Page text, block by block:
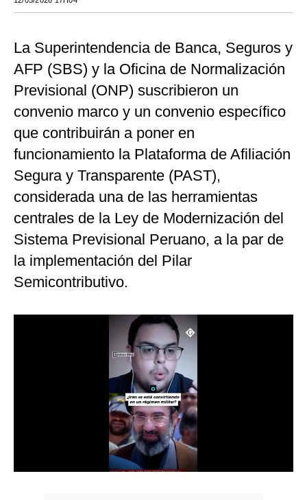
México
España
Internacional
Tecnología
Mix
G de Gestión
Podcast
Gestión TV
Videos
Fotogalerías
La Superintendencia de Banca, Seguros y
AFP (SBS) y la Oficina de Normalización
Previsional (ONP) suscribieron un
convenio marco y un convenio específico
que contribuirán a poner en
funcionamiento la Plataforma de Afiliación
Segura y Transparente (PAST),
considerada una de las herramientas
centrales de la Ley de Modernización del
Sistema Previsional Peruano, a la par de
la implementación del Pilar
Semicontributivo.